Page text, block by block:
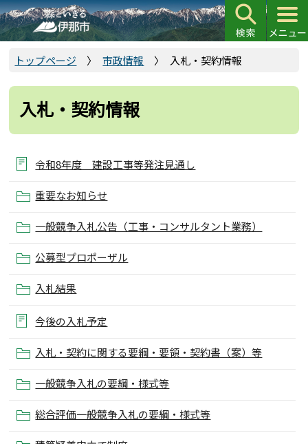
こ
の
ペ
の
頭
トップページ 市政情報 入札・契約情報
入札・契約情報
令和8年度 建設工事等発注見通し
重要なお知らせ
一般競争入札公告（工事・コンサルタント業務）
公募型プロポーザル
入札結果
今後の入札予定
入札・契約に関する要綱・要領・契約書（案）等
一般競争入札の要綱・様式等
総合評価一般競争入札の要綱・様式等